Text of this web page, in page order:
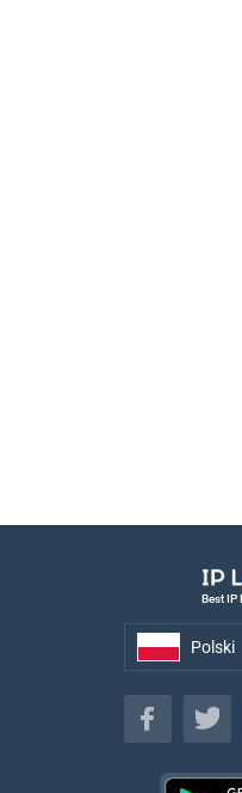
Best IP
Polski
Polski